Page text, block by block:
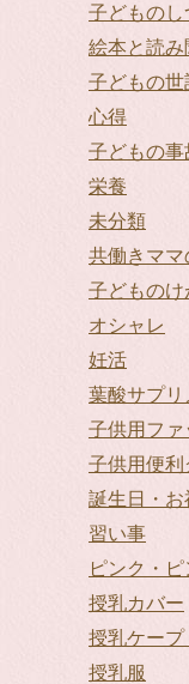
子どものし
絵本と読み
子どもの世
心得
子どもの事
栄養
未分類
共働きママ
子どものけ
オシャレ
妊活
葉酸サプリ
子供用ファ
子供用便利
誕生日・お
習い事
ピンク・
授乳カバー
授乳ケー
授乳服